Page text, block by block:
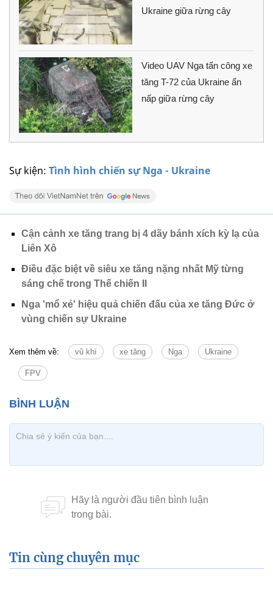
Sự kiện: Tình hình chiến sự Nga - Ukraine
Ukraine giữa rừng cây
Video UAV Nga tấn công xe
tăng T-72 của Ukraine ẩn
nấp giữa rừng cây
Cận cảnh xe tăng trang bị 4 dãy bánh xích kỳ lạ của
Liên Xô
Điều đặc biệt về siêu xe tăng nặng nhất Mỹ từng
sáng chế trong Thế chiến II
Nga 'mổ xẻ' hiệu quả chiến đấu của xe tăng Đức ở
vùng chiến sự Ukraine
Xem thêm về: vũ khí xe tăng Nga Ukraine
FPV
Tin cùng chuyên mục